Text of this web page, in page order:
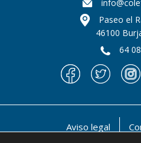
Paseo el
46100
64
Aviso legal